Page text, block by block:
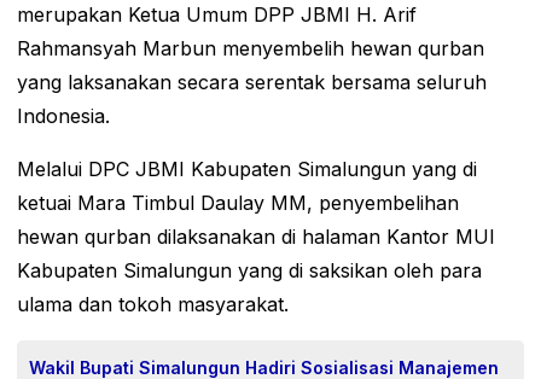
merupakan Ketua Umum DPP JBMI H. Arif
Rahmansyah Marbun menyembelih hewan qurban
yang laksanakan secara serentak bersama seluruh
Indonesia.
Melalui DPC JBMI Kabupaten Simalungun yang di
ketuai Mara Timbul Daulay MM, penyembelihan
hewan qurban dilaksanakan di halaman Kantor MUI
Kabupaten Simalungun yang di saksikan oleh para
ulama dan tokoh masyarakat.
Wakil Bupati Simalungun Hadiri Sosialisasi Manajemen